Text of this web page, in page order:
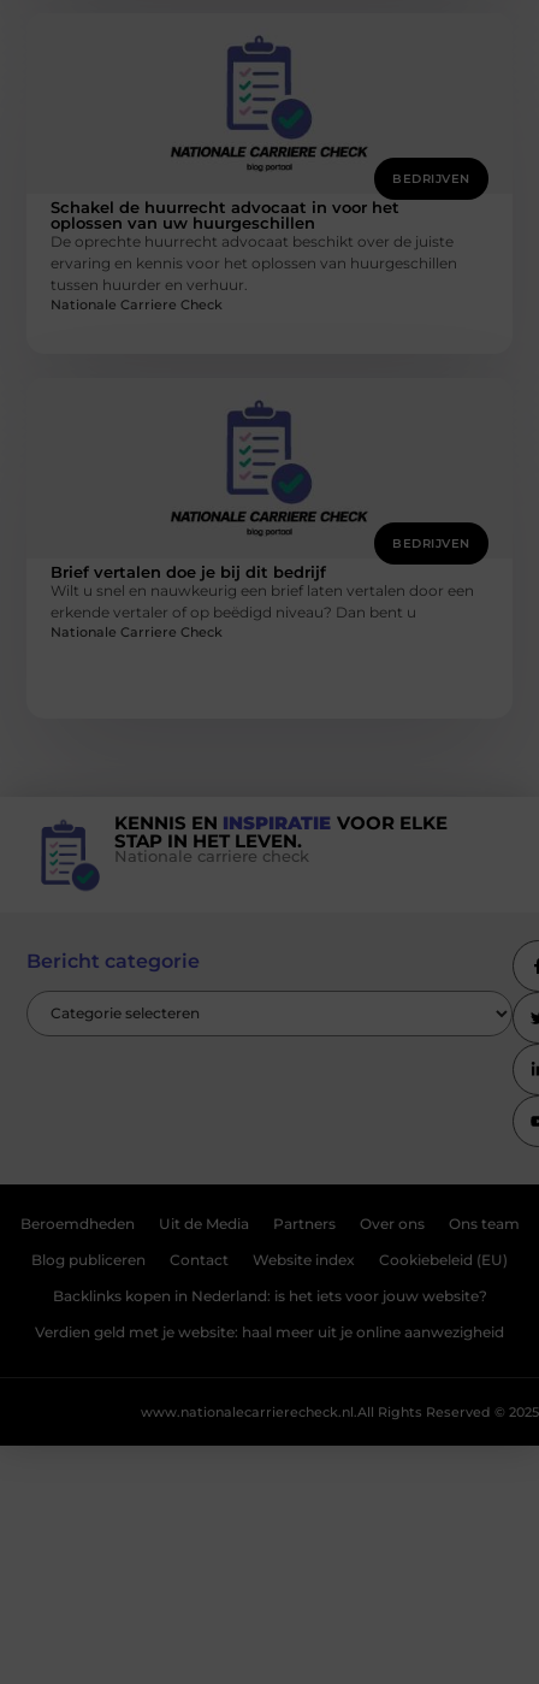
BEDRIJVEN
Schakel de huurrecht advocaat in voor het
oplossen van uw huurgeschillen
De oprechte huurrecht advocaat beschikt over de juiste
ervaring en kennis voor het oplossen van huurgeschillen
tussen huurder en verhuur.
Nationale Carriere Check
BEDRIJVEN
Brief vertalen doe je bij dit bedrijf
Wilt u snel en nauwkeurig een brief laten vertalen door een
erkende vertaler of op beëdigd niveau? Dan bent u
Nationale Carriere Check
KENNIS EN INSPIRATIE VOOR ELKE
STAP IN HET LEVEN.
Nationale carriere check
Bericht categorie
Beroemdheden Uit de Media Partners Over ons Ons team
Blog publiceren Contact Website index Cookiebeleid (EU)
Backlinks kopen in Nederland: is het iets voor jouw website?
Verdien geld met je website: haal meer uit je online aanwezigheid
All Rights Reserved © 2025
www.nationalecarrierecheck.nl.